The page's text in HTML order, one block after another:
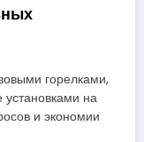
горелками,
установками на
и экономии